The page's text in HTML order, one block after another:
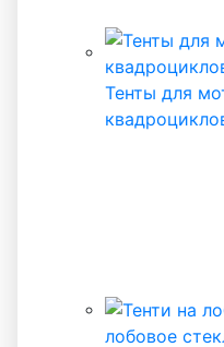
Тенты для
лобовое